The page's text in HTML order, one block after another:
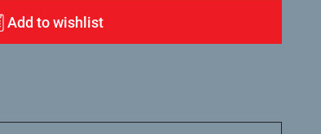
Add to wishlist